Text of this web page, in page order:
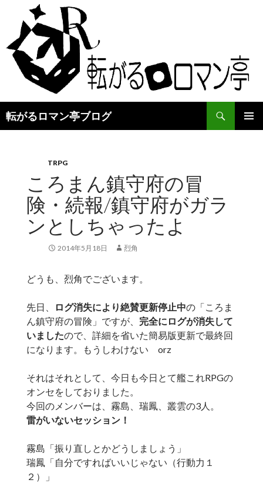
転がるロマン亭ブログ
検
索
TRPG
ころまん鎮守府の冒
険・続報/鎮守府がガラ
ンとしちゃったよ
2014年5月18日 烈角
どうも、烈角でございます。
先日、 ログ消失により絶賛更新停止中の「ころま
ん鎮守府の冒険」ですが、 完全にログが消失して
いましたので、詳細を省いた簡易版更新で最終回
になります。もうしわけない orz
それはそれとして、今日も今日とて艦これRPGの
オンセをしておりました。
今回のメンバーは、霧島、瑞鳳、叢雲の3人。
雷がいないセッション！
霧島「振り直しとかどうしましょう」
瑞鳳「自分ですればいいじゃない（行動力１
２）」